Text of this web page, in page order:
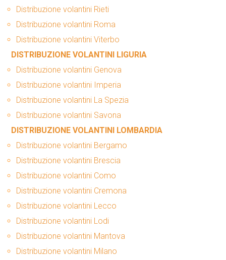
Distribuzione volantini Rieti
Distribuzione volantini Roma
Distribuzione volantini Viterbo
DISTRIBUZIONE VOLANTINI LIGURIA
Distribuzione volantini Genova
Distribuzione volantini Imperia
Distribuzione volantini La Spezia
Distribuzione volantini Savona
DISTRIBUZIONE VOLANTINI LOMBARDIA
Distribuzione volantini Bergamo
Distribuzione volantini Brescia
Distribuzione volantini Como
Distribuzione volantini Cremona
Distribuzione volantini Lecco
Distribuzione volantini Lodi
Distribuzione volantini Mantova
Distribuzione volantini Milano